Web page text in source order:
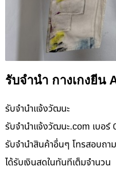
รับจำนำ กางเกงยีน
รับจํานําแจ้งวัฒนะ
รับจํานําแจ้งวัฒนะ.com เบอร์
รับจำนำสินค้าอื่นๆ โทรสอบถา
ได้รับเงินสดในทันทีเต็มจำนวน